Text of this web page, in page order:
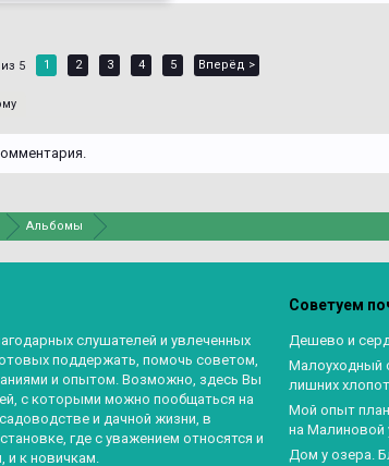
5 1 2 3 4 5 Вперёд >
Альбомы
слушателей и увлеченных
поддержать, помочь советом,
и опытом. Возможно, здесь Вы
с которыми можно пообщаться на
и дачной жизни, в
где с уважением относятся и
и к новичкам.
Советуем
Дешево и
Малоуходный
лишних
Мой опыт
на Малиновой
Дом у озера.